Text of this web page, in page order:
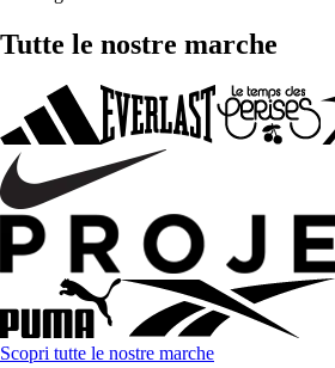
Tutte le nostre marche
Scopri tutte le nostre marche